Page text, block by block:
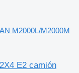
M2000L/M2000M
E2 camión